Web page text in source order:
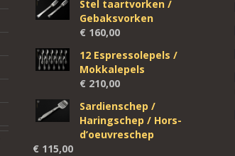
Stel taartvorken /
Gebaksvorken
€ 160,00
12 Espressolepels /
Mokkalepels
€ 210,00
Sardienschep /
Haringschep / Hors-
d’oeuvreschep
€ 115,00